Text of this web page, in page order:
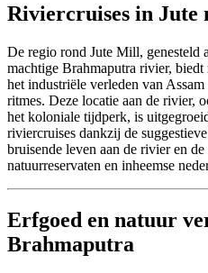
Riviercruises in Jute
De regio rond Jute Mill, genesteld
machtige Brahmaputra rivier,
het industriële verleden van
ritmes. Deze locatie aan de rivier,
het koloniale tijdperk, is
riviercruises dankzij de
bruisende leven aan de rivier en
natuurreservaten en inheemse
Erfgoed en natuur
Brahmaputra